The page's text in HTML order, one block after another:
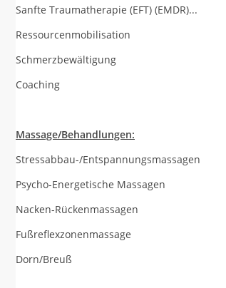
Sanfte Traumatherapie (EFT) (EMDR)...
Ressourcenmobilisation
Schmerzbewältigung
Coaching
Massage/Behandlungen:
Stressabbau-/Entspannungsmassagen
Psycho-Energetische Massagen
Nacken-Rückenmassagen
Fußreflexzonenmassage
Dorn/Breuß